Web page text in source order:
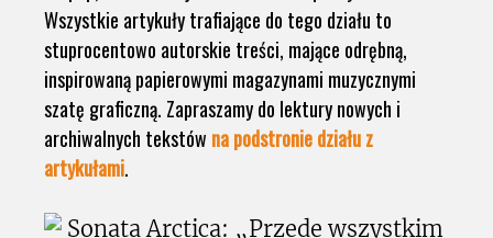
Wszystkie artykuły trafiające do tego działu to
stuprocentowo autorskie treści, mające odrębną,
inspirowaną papierowymi magazynami muzycznymi
szatę graficzną. Zapraszamy do lektury nowych i
archiwalnych tekstów na podstronie działu z
artykułami.